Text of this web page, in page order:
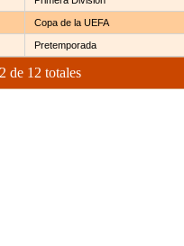
Copa de la UEFA
Pretemporada
de 12 totales